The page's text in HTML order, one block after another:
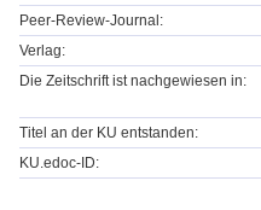
Peer-Review-Journal:
Verlag:
Die Zeitschrift ist nachgewiesen in:
Titel an der KU entstanden:
KU.edoc-ID: